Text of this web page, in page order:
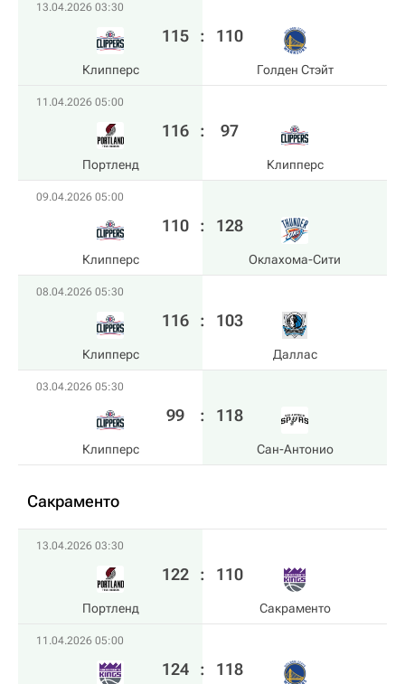
13.04.2026 03:30
Клипперс
115 : 110
Голден Стэйт
11.04.2026 05:00
Портленд
116 : 97
Клипперс
09.04.2026 05:00
Клипперс
110 : 128
Оклахома-Сити
08.04.2026 05:30
Клипперс
116 : 103
Даллас
03.04.2026 05:30
Клипперс
99 : 118
Сан-Антонио
Сакраменто
13.04.2026 03:30
Портленд
122 : 110
Сакраменто
11.04.2026 05:00
124 : 118